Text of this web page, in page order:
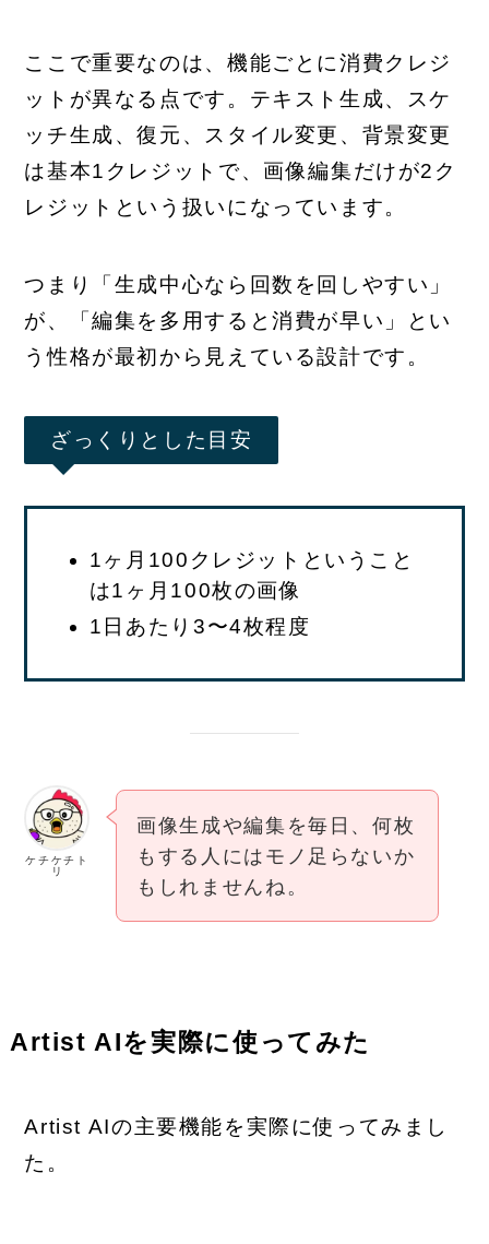
ここで重要なのは、機能ごとに消費クレジ
ットが異なる点です。テキスト生成、スケ
ッチ生成、復元、スタイル変更、背景変更
は基本1クレジットで、画像編集だけが2ク
レジットという扱いになっています。
つまり「生成中心なら回数を回しやすい」
が、「編集を多用すると消費が早い」とい
う性格が最初から見えている設計です。
ざっくりとした目安
1ヶ月100クレジットということ
は1ヶ月100枚の画像
1日あたり3〜4枚程度
ケチケチト
リ
画像生成や編集を毎日、何枚
もする人にはモノ足らないか
もしれませんね。
Artist AIを実際に使ってみた
Artist AIの主要機能を実際に使ってみまし
た。